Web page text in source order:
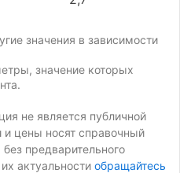
значения в зависимости
значение которых
не является публичной
и цены носят справочный
предварительного
актуальности обращайтесь